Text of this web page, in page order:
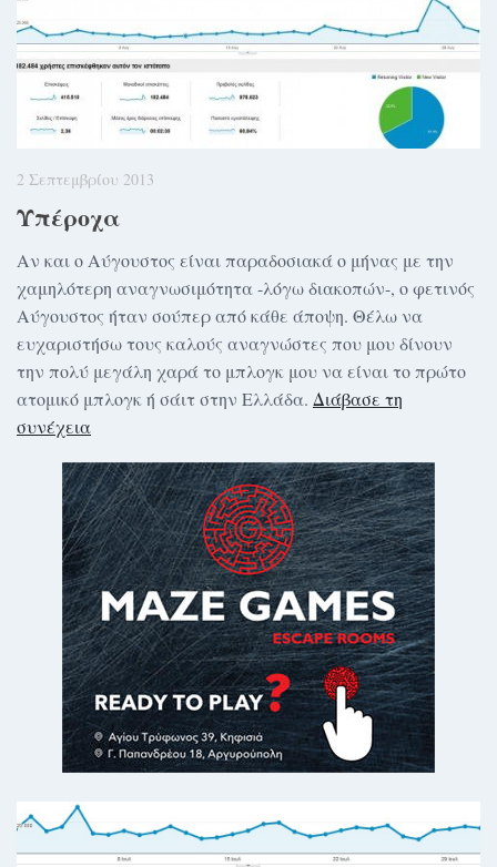
2 Σεπτεμβρίου 2013
Υπέροχα
Αν και ο Αύγουστος είναι παραδοσιακά ο μήνας με την
χαμηλότερη αναγνωσιμότητα -λόγω διακοπών-, ο φετινός
Αύγουστος ήταν σούπερ από κάθε άποψη. Θέλω να
ευχαριστήσω τους καλούς αναγνώστες που μου δίνουν
την πολύ μεγάλη χαρά το μπλογκ μου να είναι το πρώτο
ατομικό μπλογκ ή σάιτ στην Ελλάδα. Διάβασε τη
συνέχεια